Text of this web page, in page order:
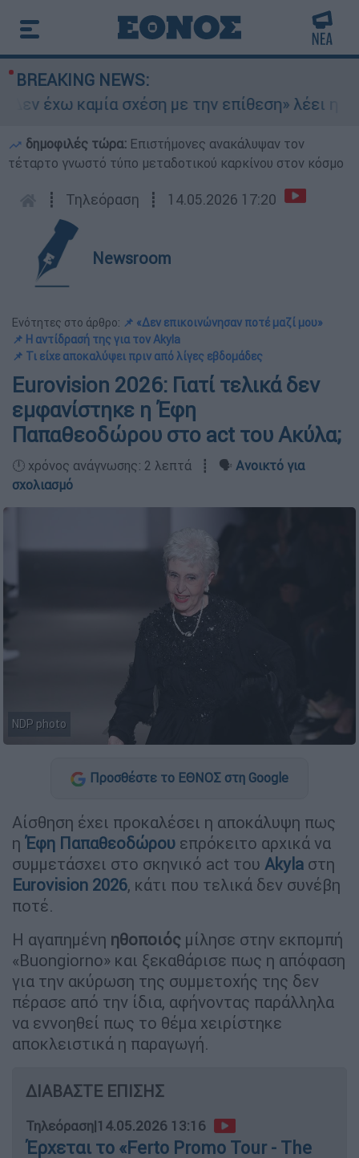
BREAKING NEWS:
έχω καμία σχέση με την επίθεση» λέει η
δημοφιλές τώρα: Επιστήμονες ανακάλυψαν τον
τέταρτο γνωστό τύπο μεταδοτικού καρκίνου στον κόσμο
┋ Τηλεόραση ┋ 14.05.2026 17:20
Newsroom
Ενότητες στο άρθρο: 📌 «Δεν επικοινώνησαν ποτέ μαζί μου»
📌 Η αντίδρασή της για τον Akyla
📌 Τι είχε αποκαλύψει πριν από λίγες εβδομάδες
Eurovision 2026: Γιατί τελικά δεν
εμφανίστηκε η Έφη
Παπαθεοδώρου στο act του Ακύλα;
🕛 χρόνος ανάγνωσης: 2 λεπτά ┋ 🗣️ Ανοικτό για
σχολιασμό
NDP photo
Προσθέστε το ΕΘΝΟΣ στη Google
Αίσθηση έχει προκαλέσει η αποκάλυψη πως
η Έφη Παπαθεοδώρου επρόκειτο αρχικά να
συμμετάσχει στο σκηνικό act του Akyla στη
Eurovision 2026, κάτι που τελικά δεν συνέβη
ποτέ.
Η αγαπημένη ηθοποιός μίλησε στην εκπομπή
«Buongiorno» και ξεκαθάρισε πως η απόφαση
για την ακύρωση της συμμετοχής της δεν
πέρασε από την ίδια, αφήνοντας παράλληλα
να εννοηθεί πως το θέμα χειρίστηκε
αποκλειστικά η παραγωγή.
ΔΙΑΒΑΣΤΕ ΕΠΙΣΗΣ
Τηλεόραση|14.05.2026 13:16
Έρχεται το «Ferto Promo Tour - The